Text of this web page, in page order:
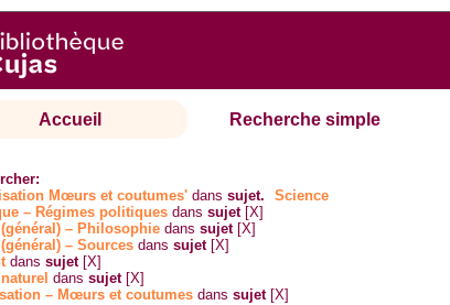
Accueil Recherche simple
Mœurs et coutumes' danssujet.
Science
– Régimes politiques danssujet [X]
– Philosophie danssujet [X]
– Sources danssujet [X]
danssujet [X]
danssujet [X]
– Mœurs et coutumes danssujet [X]